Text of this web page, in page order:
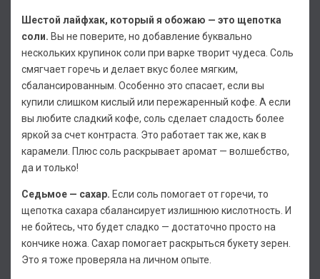
Шестой лайфхак, который я обожаю — это щепотка
соли. Вы не поверите, но добавление буквально
нескольких крупинок соли при варке творит чудеса. Соль
смягчает горечь и делает вкус более мягким,
сбалансированным. Особенно это спасает, если вы
купили слишком кислый или пережаренный кофе. А если
вы любите сладкий кофе, соль сделает сладость более
яркой за счет контраста. Это работает так же, как в
карамели. Плюс соль раскрывает аромат — волшебство,
да и только!
Седьмое — сахар. Если соль помогает от горечи, то
щепотка сахара сбалансирует излишнюю кислотность. И
не бойтесь, что будет сладко — достаточно просто на
кончике ножа. Сахар помогает раскрыться букету зерен.
Это я тоже проверяла на личном опыте.